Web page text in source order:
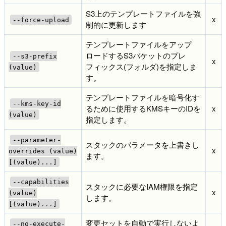
--force-upload
S3上のテンプレートファイルを強
制的に更新します
x
--s3-prefix
(value)
テンプレートファイルをアップ
ロードするS3バケットのプレ
フィックス(フォルダ)を指定しま
す。
x
--kms-key-id
(value)
テンプレートファイルを暗号化す
るために使用するKMSキーのIDを
指定します。
x
--parameter-
overrides (value)
[(value)...]
スタックのパラメータを上書きし
ます。
x
--capabilities
(value)
[(value)...]
スタックに必要なIAM権限を指定
します。
x
--no-execute-
変更セットを自動で実行しないよ